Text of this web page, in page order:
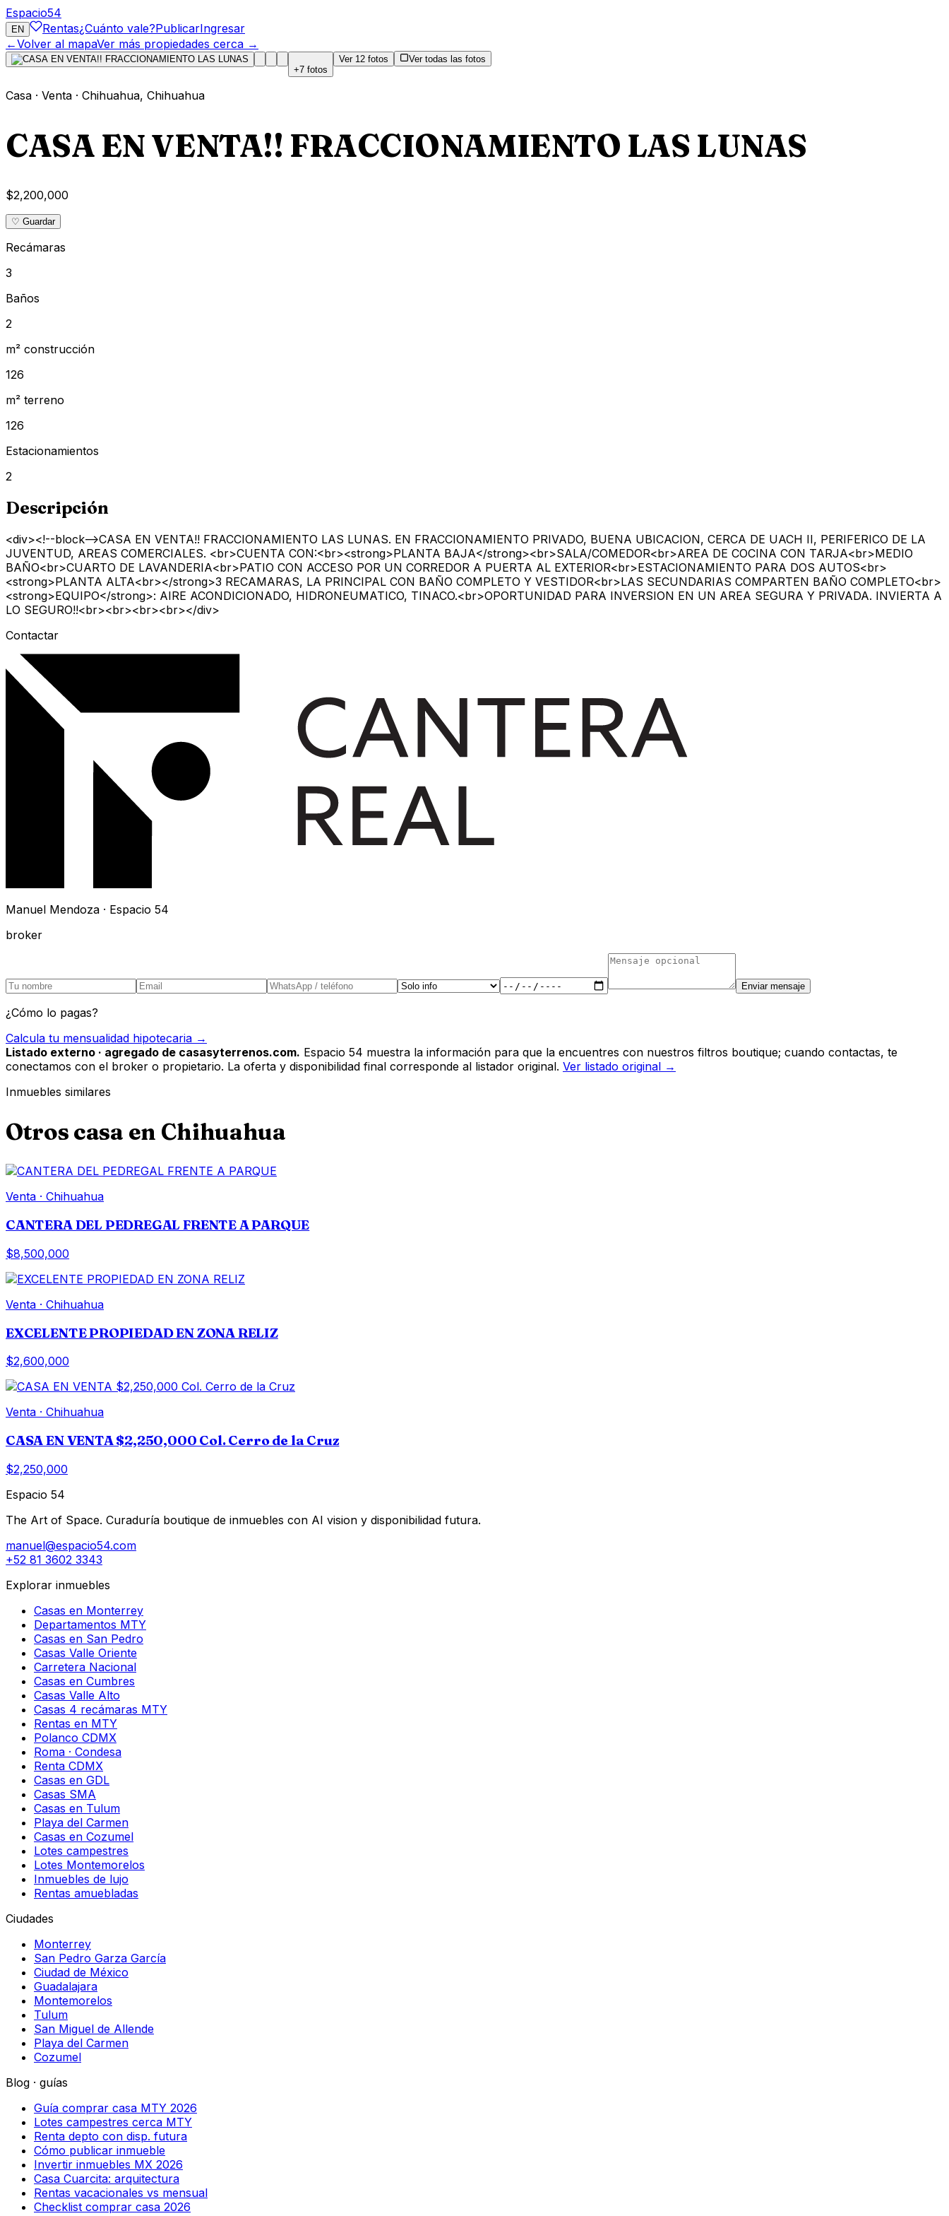
Espacio54
EN Rentas¿Cuánto vale?PublicarIngresar
←Volver al mapaVer más propiedades cerca →
+7 fotos
Ver 12 fotos Ver todas las fotos
Casa · Venta · Chihuahua, Chihuahua
CASA EN VENTA!! FRACCIONAMIENTO LAS LUNAS
$2,200,000
♡ Guardar
Recámaras
3
Baños
2
m² construcción
126
m² terreno
126
Estacionamientos
2
Descripción
<div><!--block-->CASA EN VENTA!! FRACCIONAMIENTO LAS LUNAS. EN FRACCIONAMIENTO PRIVADO, BUENA UBICACION, CERCA DE UACH II, PERIFERICO DE LA
JUVENTUD, AREAS COMERCIALES. <br>CUENTA CON:<br><strong>PLANTA BAJA</strong><br>SALA/COMEDOR<br>AREA DE COCINA CON TARJA<br>MEDIO
BAÑO<br>CUARTO DE LAVANDERIA<br>PATIO CON ACCESO POR UN CORREDOR A PUERTA AL EXTERIOR<br>ESTACIONAMIENTO PARA DOS AUTOS<br>
<strong>PLANTA ALTA<br></strong>3 RECAMARAS, LA PRINCIPAL CON BAÑO COMPLETO Y VESTIDOR<br>LAS SECUNDARIAS COMPARTEN BAÑO COMPLETO<br>
<strong>EQUIPO</strong>: AIRE ACONDICIONADO, HIDRONEUMATICO, TINACO.<br>OPORTUNIDAD PARA INVERSION EN UN AREA SEGURA Y PRIVADA. INVIERTA A
LO SEGURO!!<br><br><br><br></div>
Contactar
Manuel Mendoza · Espacio 54
broker
Enviar mensaje
¿Cómo lo pagas?
Calcula tu mensualidad hipotecaria →
Listado externo · agregado de casasyterrenos.com. Espacio 54 muestra la información para que la encuentres con nuestros filtros boutique; cuando contactas, te
conectamos con el broker o propietario. La oferta y disponibilidad final corresponde al listador original. Ver listado original →
Inmuebles similares
Otros casa en Chihuahua
Venta · Chihuahua
CANTERA DEL PEDREGAL FRENTE A PARQUE
$8,500,000
Venta · Chihuahua
EXCELENTE PROPIEDAD EN ZONA RELIZ
$2,600,000
Venta · Chihuahua
CASA EN VENTA $2,250,000 Col. Cerro de la Cruz
$2,250,000
Espacio 54
The Art of Space. Curaduría boutique de inmuebles con AI vision y disponibilidad futura.
manuel@espacio54.com
+52 81 3602 3343
Explorar inmuebles
Casas en Monterrey
Departamentos MTY
Casas en San Pedro
Casas Valle Oriente
Carretera Nacional
Casas en Cumbres
Casas Valle Alto
Casas 4 recámaras MTY
Rentas en MTY
Polanco CDMX
Roma · Condesa
Renta CDMX
Casas en GDL
Casas SMA
Casas en Tulum
Playa del Carmen
Casas en Cozumel
Lotes campestres
Lotes Montemorelos
Inmuebles de lujo
Rentas amuebladas
Ciudades
Monterrey
San Pedro Garza García
Ciudad de México
Guadalajara
Montemorelos
Tulum
San Miguel de Allende
Playa del Carmen
Cozumel
Blog · guías
Guía comprar casa MTY 2026
Lotes campestres cerca MTY
Renta depto con disp. futura
Cómo publicar inmueble
Invertir inmuebles MX 2026
Casa Cuarcita: arquitectura
Rentas vacacionales vs mensual
Checklist comprar casa 2026